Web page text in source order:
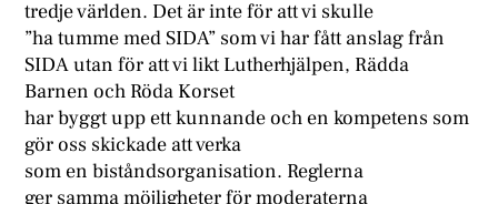
tredje världen. Det är inte för att vi skulle
”ha tumme med SIDA” som vi har fått anslag från
SIDA utan för att vi likt Lutherhjälpen, Rädda
Barnen och Röda Korset
har byggt upp ett kunnande och en kompetens som
gör oss skickade att verka
som en biståndsorganisation. Reglerna
ger samma möjligheter för moderaterna